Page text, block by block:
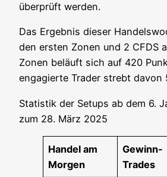
über­prüft werden.
Das Ergeb­nis die­ser
den ers­ten Zonen und 2 CFDS
Zonen beläuft sich auf 420
enga­gier­te Trader strebt davon
Sta­tis­tik der Set­ups ab dem 6.
zum 28. März 2025
Han­del am
Morgen
Gewinn-
Trades